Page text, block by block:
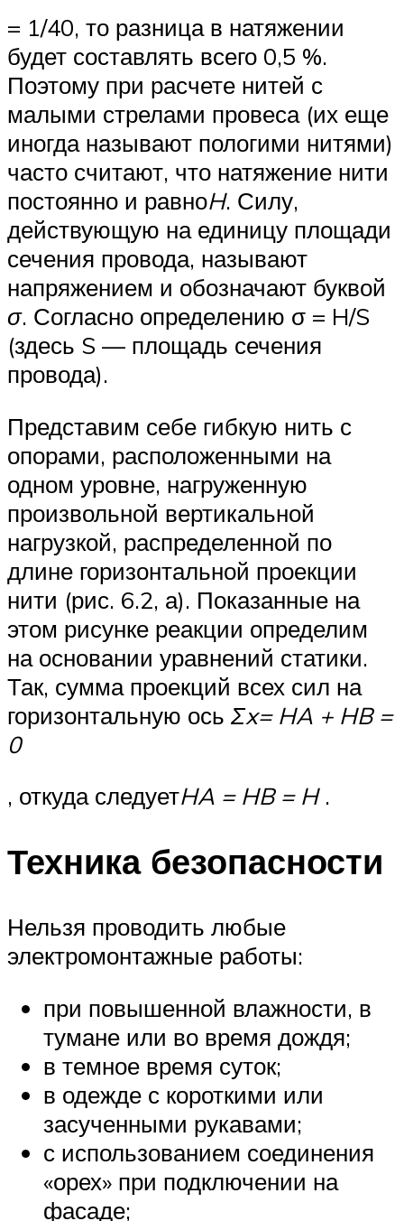
= 1/40, то разница в натяжении
будет составлять всего 0,5 %.
Поэтому при расчете нитей с
малыми стрелами провеса (их еще
иногда называют пологими нитями)
часто считают, что натяжение нити
постоянно и равноH. Силу,
действующую на единицу площади
сечения провода, называют
напряжением и обозначают буквой
σ. Согласно определению σ = H/S
(здесь S — площадь сечения
провода).
Представим себе гибкую нить с
опорами, расположенными на
одном уровне, нагруженную
произвольной вертикальной
нагрузкой, распределенной по
длине горизонтальной проекции
нити (рис. 6.2, а). Показанные на
этом рисунке реакции определим
на основании уравнений статики.
Так, сумма проекций всех сил на
горизонтальную ось Σx= HA + HB =
0
, откуда следуетHA = HB = H.
Техника безопасности
Нельзя проводить любые
электромонтажные работы:
при повышенной влажности, в
тумане или во время дождя;
в темное время суток;
в одежде с короткими или
засученными рукавами;
с использованием соединения
«орех» при подключении на
фасаде;